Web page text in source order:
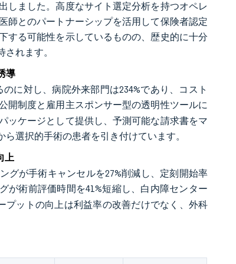
しました。高度なサイト選定分析を持つオペレ
師とのパートナーシップを活用して保険者認定
する可能性を示しているものの、歴史的に十分
れます。
導
に対し、病院外来部門は234%であり、コスト
開制度と雇用主スポンサー型の透明性ツールに
ッケージとして提供し、予測可能な請求書をマ
選択的手術の患者を引き付けています。
上
グが手術キャンセルを27%削減し、定刻開始率
が術前評価時間を41%短縮し、白内障センター
プットの向上は利益率の改善だけでなく、外科